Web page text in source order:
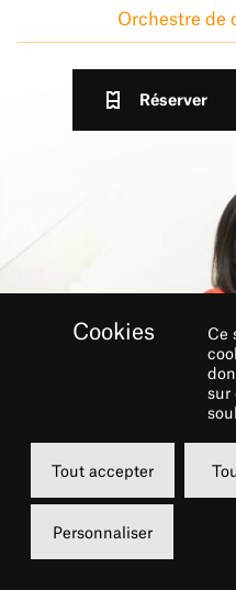
Orchestre de
Réserver
DES PIÈCES
ET D’ANA
Ce
sur
Tout accepter
Personnaliser